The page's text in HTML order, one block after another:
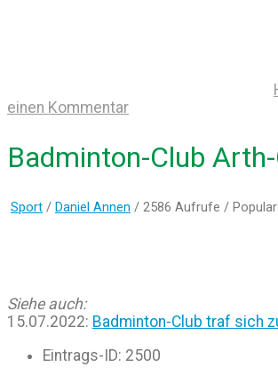
einen Kommentar
Badminton-Club
Sport / Daniel Annen / 2586 Aufrufe / Popular
Siehe auch:
15.07.2022: Badminton-Club traf sich
Eintrags-ID: 2500